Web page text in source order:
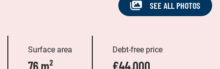
SEE ALL PHOTOS
Surface area
76 m²
Debt-free price
€44,000